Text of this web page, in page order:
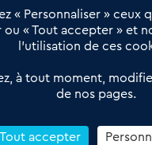
partenaire national dédié
: Un partenariat au
territoires
Rapide
« Personnaliser » ceux
ou « Tout accepter » et
l’utilisation de ces
à tout moment,
de nos pages.
Tout accepter